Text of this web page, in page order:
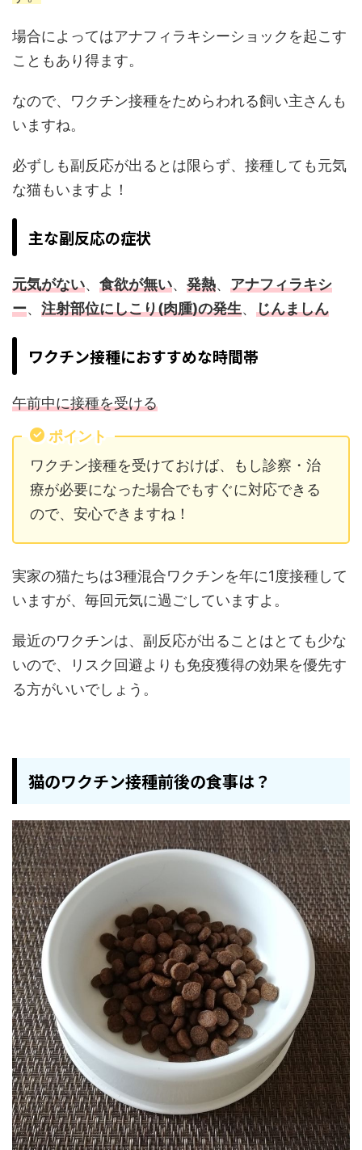
場合によってはアナフィラキシーショックを起こす
こともあり得ます。
なので、ワクチン接種をためらわれる飼い主さんも
いますね。
必ずしも副反応が出るとは限らず、接種しても元気
な猫もいますよ！
主な副反応の症状
元気がない、 食欲が無い、 発熱、 アナフィラキシ
ー、 注射部位にしこり(肉腫)の発生、 じんましん
ワクチン接種におすすめな時間帯
午前中に接種を受ける
ポイント
ワクチン接種を受けておけば、もし診察・治
療が必要になった場合でもすぐに対応できる
ので、安心できますね！
実家の猫たちは3種混合ワクチンを年に1度接種して
いますが、毎回元気に過ごしていますよ。
最近のワクチンは、副反応が出ることはとても少な
いので、リスク回避よりも免疫獲得の効果を優先す
る方がいいでしょう。
猫のワクチン接種前後の食事は？